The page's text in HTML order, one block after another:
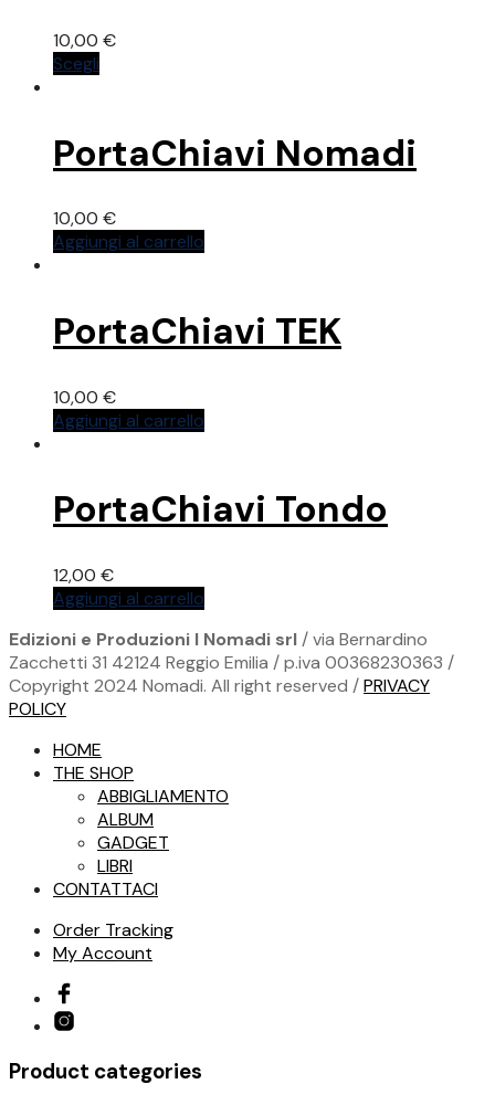
10,00 €
Scegli
varianti.
Le
possono
essere
pagina
del
PortaChiavi Nomadi
10,00 €
Aggiungi al carrello
PortaChiavi TEK
10,00 €
Aggiungi al carrello
PortaChiavi Tondo
12,00 €
Aggiungi al carrello
Edizioni e Produzioni I Nomadi srl / via Bernardino
Zacchetti 31 42124 Reggio Emilia / p.iva 00368230363 /
Copyright 2024 Nomadi. All right reserved /PRIVACY
POLICY
HOME
THE SHOP
ABBIGLIAMENTO
ALBUM
GADGET
LIBRI
CONTATTACI
Order Tracking
My Account
Product categories